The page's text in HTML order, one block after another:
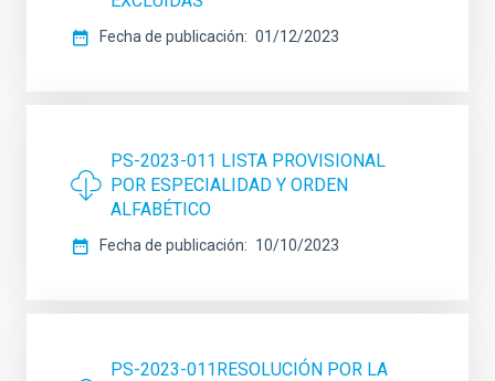
Fecha de publicación 01/12/2023
PS-2023-011 LISTA PROVISIONAL
POR ESPECIALIDAD Y ORDEN
ALFABÉTICO
Fecha de publicación 10/10/2023
PS-2023-011RESOLUCIÓN POR LA